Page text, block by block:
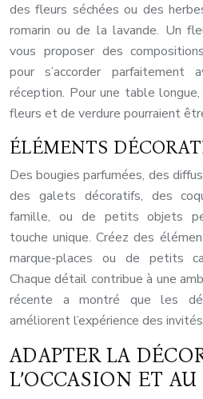
des fleurs séchées ou des
romarin ou de la lavande. Un
vous proposer des
pour s’accorder
réception. Pour une table
fleurs et de verdure pourraient
ÉLÉMENTS
Des bougies parfumées, des
des galets décoratifs, des
famille, ou de petits objets
touche unique. Créez des
marque-places ou de petits
Chaque détail contribue à une
récente a montré que les
améliorent l’expérience des
ADAPTER LA
L’OCCASION ET AU